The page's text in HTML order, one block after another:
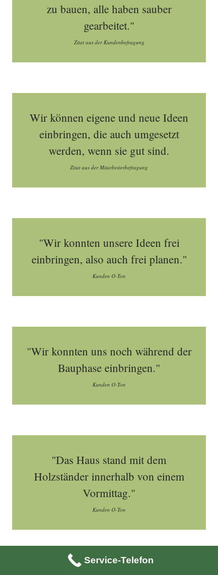
zu bauen, alle haben sauber
gearbeitet."
Zitat aus der Kundenbefragung
Wir können eigene und neue Ideen
einbringen, die auch umgesetzt
werden, wenn sie gut sind.
Zitat aus der Mitarbeiterbefragung
"Wir konnten unsere Ideen frei
einbringen, also auch frei planen."
Kunden O-Ton
"Wir konnten uns noch während der
Bauphase einbringen."
Kunden O-Ton
"Das Haus stand mit dem
Holzständer innerhalb von einem
Vormittag."
Kunden O-Ton
Service-Telefon